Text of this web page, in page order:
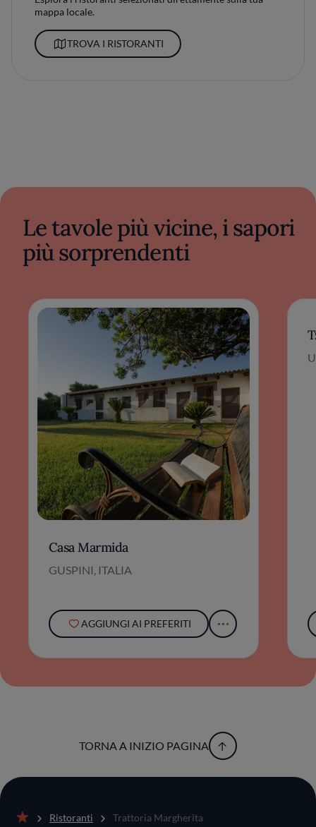
mappa locale.
TROVA I RISTORANTI
Le tavole più vicine, i sapori
più sorprendenti
Casa Marmida
GUSPINI, ITALIA
AGGIUNGI AI PREFERITI
TORNA A INIZIO PAGINA
Ristoranti Trattoria Margherita